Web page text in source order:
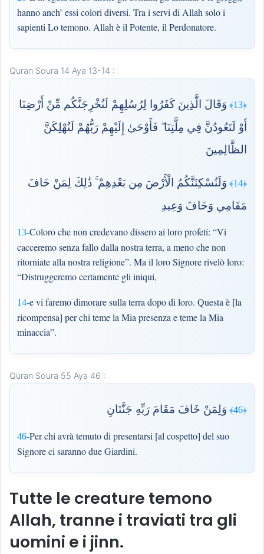
hanno anch’ essi colori diversi. Tra i servi di Allah solo i
sapienti Lo temono. Allah è il Potente, il Perdonatore.
Quran Soura 14 Aya 13-14 :
﴿13﴾
وَقَالَ الَّذِينَ كَفَرُوا لِرُسُلِهِمْ لَنُخْرِجَنَّكُم مِّنْ أَرْضِنَا
أَوْ لَتَعُودُنَّ فِي مِلَّتِنَا ۖ فَأَوْحَىٰ إِلَيْهِمْ رَبُّهُمْ لَنُهْلِكَنَّ
الظَّالِمِينَ
13-Coloro che non credevano dissero ai loro profeti: “Vi
cacceremo senza fallo dalla nostra terra, a meno che non
ritorniate alla nostra religione”. Ma il loro Signore rivelò loro:
“Distruggeremo certamente gli iniqui,
﴿14﴾
وَلَنُسْكِنَنَّكُمُ الْأَرْضَ مِن بَعْدِهِمْ ۚ ذَٰلِكَ لِمَنْ خَافَ
مَقَامِي وَخَافَ وَعِيدِ
14-e vi faremo dimorare sulla terra dopo di loro. Questa è [la
ricompensa] per chi teme la Mia presenza e teme la Mia
minaccia”.
Quran Soura 55 Aya 46 :
﴿46﴾ وَلِمَنْ خَافَ مَقَامَ رَبِّهِ جَنَّتَانِ
46-Per chi avrà temuto di presentarsi [al cospetto] del suo
Signore ci saranno due Giardini.
Tutte le creature temono
Allah, tranne i traviati tra gli
uomini e i jinn.